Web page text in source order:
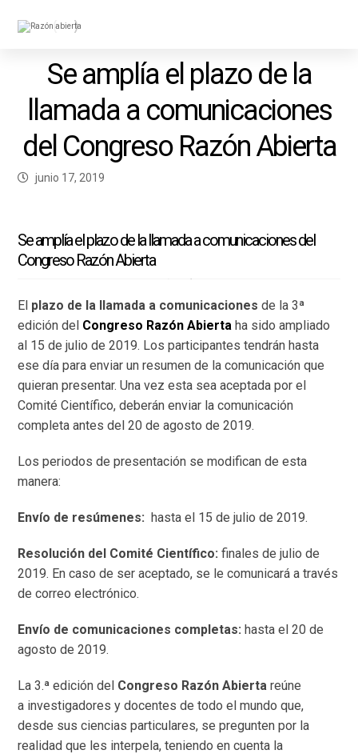
Se amplía el plazo de la
llamada a comunicaciones
del Congreso Razón Abierta
junio 17, 2019
Se amplía el plazo de la llamada a comunicaciones del
Congreso Razón Abierta
El plazo de la llamada a comunicaciones de la 3ª
edición del Congreso Razón Abierta ha sido ampliado
al 15 de julio de 2019. Los participantes tendrán hasta
ese día para enviar un resumen de la comunicación que
quieran presentar. Una vez esta sea aceptada por el
Comité Científico, deberán enviar la comunicación
completa antes del 20 de agosto de 2019.
Los periodos de presentación se modifican de esta
manera:
Envío de resúmenes: hasta el 15 de julio de 2019.
Resolución del Comité Científico: finales de julio de
2019. En caso de ser aceptado, se le comunicará a través
de correo electrónico.
Envío de comunicaciones completas: hasta el 20 de
agosto de 2019.
La 3.ª edición del Congreso Razón Abierta reúne
a investigadores y docentes de todo el mundo que,
desde sus ciencias particulares, se pregunten por la
realidad que les interpela, teniendo en cuenta la